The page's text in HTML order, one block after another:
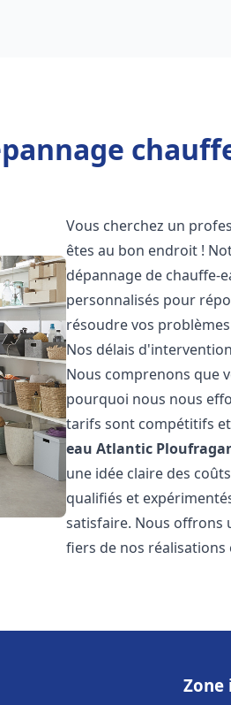
Vous cherchez un
êtes au bon endroit !
dépannage de chauffe-
personnalisés pour
résoudre vos
Nos délais
Nous comprenons que
pourquoi nous nous
tarifs sont compétitifs
eau Atlantic
une idée claire des
qualifiés et
satisfaire. Nous offrons
fiers de nos réalisations